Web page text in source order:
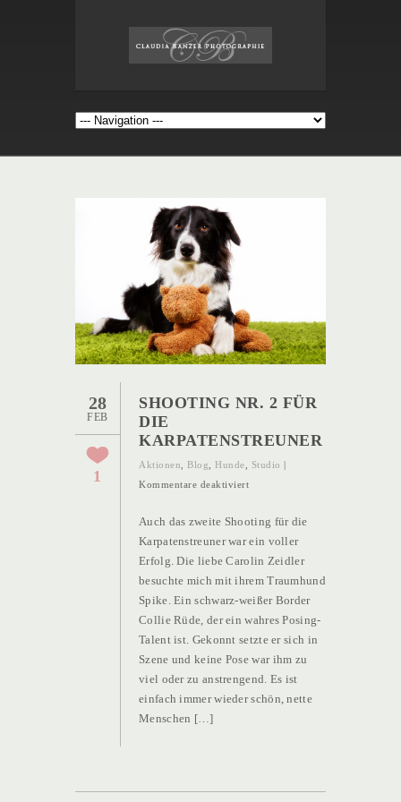
28
FEB
1
SHOOTING NR. 2 FÜR
DIE
KARPATENSTREUNER
Aktionen, Blog, Hunde, Studio
Kommentare deaktiviertfür
Nr.
2
für
die
Karpatenstreuner
Auch das zweite Shooting für die
Karpatenstreuner war ein voller
Erfolg. Die liebe Carolin Zeidler
besuchte mich mit ihrem Traumhund
Spike. Ein schwarz-weißer Border
Collie Rüde, der ein wahres Posing-
Talent ist. Gekonnt setzte er sich in
Szene und keine Pose war ihm zu
viel oder zu anstrengend. Es ist
einfach immer wieder schön, nette
Menschen […]